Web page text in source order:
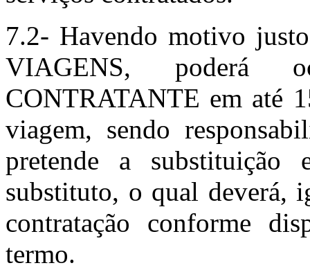
7.2- Havendo motivo
VIAGENS, poderá
CONTRATANTE em até
viagem, sendo
pretende a substituição
substituto, o qual deverá,
contratação conforme
termo.